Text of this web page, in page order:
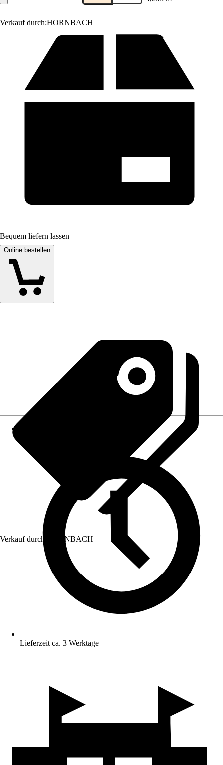
Verkauf durch:HORNBACH
Bequem liefern lassen
Online bestellen
Verkauf durch: HORNBACH
Lieferzeit ca. 3 Werktage